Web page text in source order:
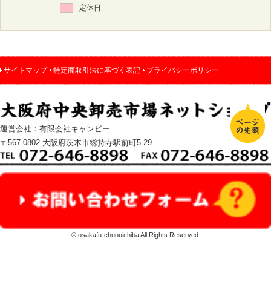
定休日
サイトマップ 特定商取引法に基づく表記 プライバシーポリシー
運営会社：有限会社キャンビー
〒567-0802 大阪府茨木市総持寺駅前町5-29
© osakafu-chuouichiba All Rights Reserved.